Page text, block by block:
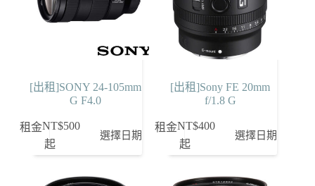
[出租]SONY 24-105mm
G F4.0
租金NT$500
起
選擇日期
[出租]Sony FE 20mm
f/1.8 G
租金NT$400
起
選擇日期